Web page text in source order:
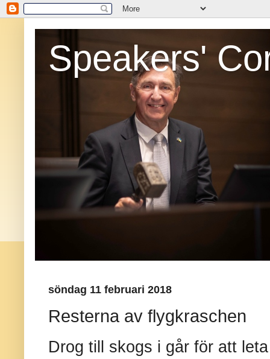
Speakers'
söndag 11 februari 2018
Resterna av flygkraschen
Drog till skogs i går för att